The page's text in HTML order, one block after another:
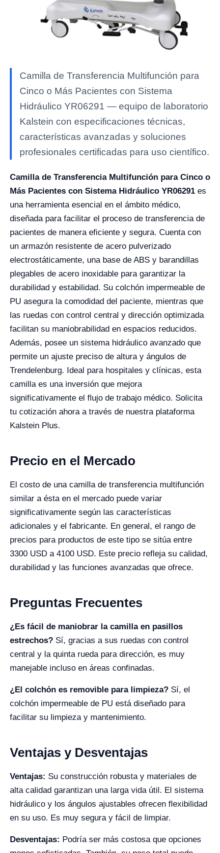
Camilla de Transferencia Multifunción para
Cinco o Más Pacientes con Sistema
Hidráulico YR06291 — equipo de laboratorio
Kalstein con especificaciones técnicas,
características avanzadas y soluciones
profesionales certificadas para uso científico.
Camilla de Transferencia Multifunción para Cinco o
Más Pacientes con Sistema Hidráulico YR06291 es
una herramienta esencial en el ámbito médico,
diseñada para facilitar el proceso de transferencia de
pacientes de manera eficiente y segura. Cuenta con
un armazón resistente de acero pulverizado
electrostáticamente, una base de ABS y barandillas
plegables de acero inoxidable para garantizar la
durabilidad y estabilidad. Su colchón impermeable de
PU asegura la comodidad del paciente, mientras que
las ruedas con control central y dirección optimizada
facilitan su maniobrabilidad en espacios reducidos.
Además, posee un sistema hidráulico avanzado que
permite un ajuste preciso de altura y ángulos de
Trendelenburg. Ideal para hospitales y clínicas, esta
camilla es una inversión que mejora
significativamente el flujo de trabajo médico. Solicita
tu cotización ahora a través de nuestra plataforma
Kalstein Plus.
Precio en el Mercado
El costo de una camilla de transferencia multifunción
similar a ésta en el mercado puede variar
significativamente según las características
adicionales y el fabricante. En general, el rango de
precios para productos de este tipo se sitúa entre
3300 USD a 4100 USD. Este precio refleja su calidad,
durabilidad y las funciones avanzadas que ofrece.
Preguntas Frecuentes
¿Es fácil de maniobrar la camilla en pasillos
estrechos? Sí, gracias a sus ruedas con control
central y la quinta rueda para dirección, es muy
manejable incluso en áreas confinadas.
¿El colchón es removible para limpieza? Sí, el
colchón impermeable de PU está diseñado para
facilitar su limpieza y mantenimiento.
Ventajas y Desventajas
Ventajas: Su construcción robusta y materiales de
alta calidad garantizan una larga vida útil. El sistema
hidráulico y los ángulos ajustables ofrecen flexibilidad
en su uso. Es muy segura y fácil de limpiar.
Desventajas: Podría ser más costosa que opciones